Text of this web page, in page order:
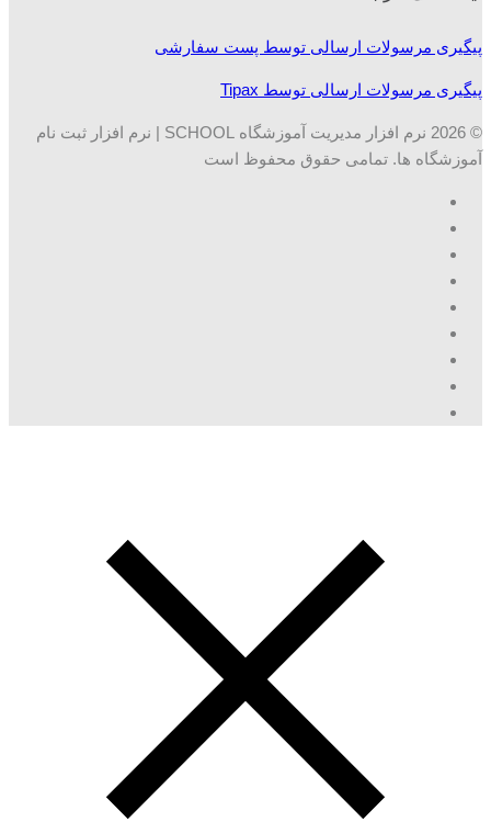
پیگیری مرسولات ارسالی توسط پست سفارشی
پیگیری مرسولات ارسالی توسط Tipax
© 2026 نرم افزار مدیریت آموزشگاه SCHOOL | نرم افزار ثبت نام
آموزشگاه ها. تمامی حقوق محفوظ است